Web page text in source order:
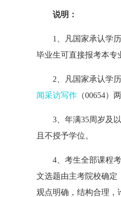
说明：
1、凡国家承认学历
毕业生可直接报考本专
2、凡国家承认学历
闻采访写作 （00654）
3、年满35周岁及以
且不授予学位。
4、考生全部课程考
文选题由主考院校确定
观点明确，结构合理，